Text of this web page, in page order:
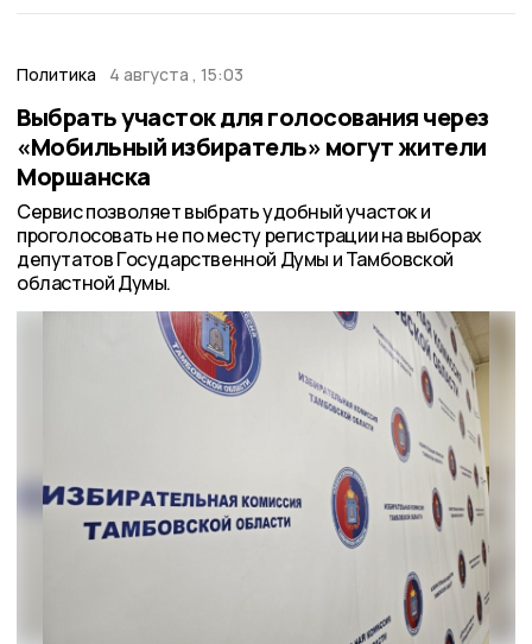
Политика 4 августа , 15:03
Выбрать участок для голосования через
«Мобильный избиратель» могут жители
Моршанска
Сервис позволяет выбрать удобный участок и
проголосовать не по месту регистрации на выборах
депутатов Государственной Думы и Тамбовской
областной Думы.